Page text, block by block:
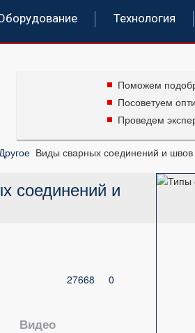
Технология
Поможем
Посоветуем
Проведем
Виды сварных соединений и швов
соединений и
27668 0
Видео